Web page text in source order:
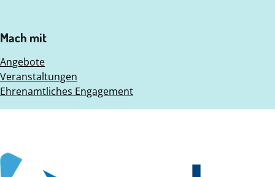
Mach mit
Angebote
Veranstaltungen
Ehrenamtliches Engagement